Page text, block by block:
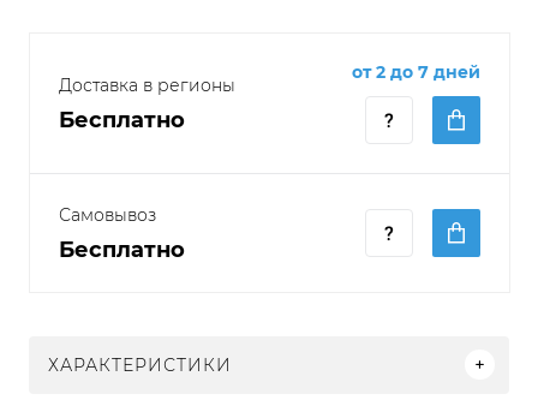
Доставка в регионы
Бесплатно
от 2 до 7 дней
Самовывоз
Бесплатно
ХАРАКТЕРИСТИКИ